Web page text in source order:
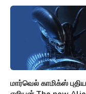
மார்வெல் காமிக்ஸ் புதிய